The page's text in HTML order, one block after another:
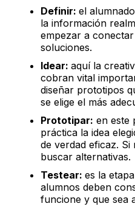
Definir: el
la información
empezar a
soluciones.
Idear: aquí la
cobran vital
diseñar prototipos
se elige el más
Prototipar: en este
práctica la idea
de verdad eficaz. Si
buscar alternativas.
Testear: es la
alumnos deben
funcione y que sea